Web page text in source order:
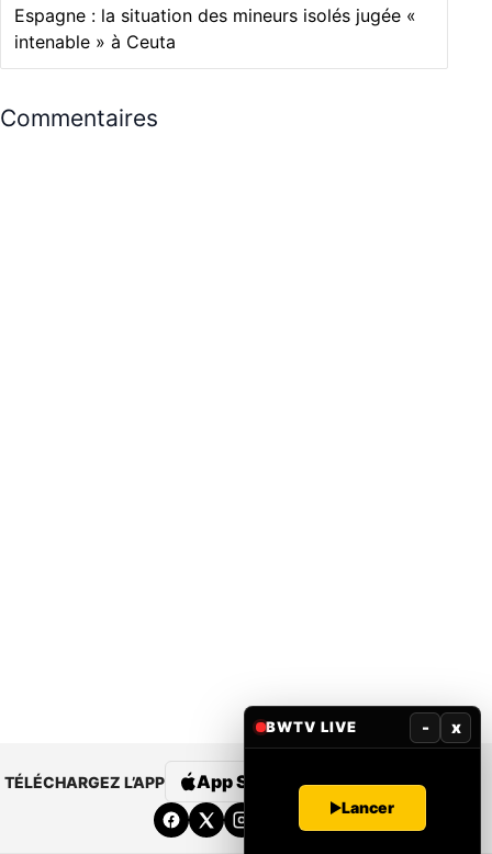
Espagne : la situation des mineurs isolés jugée «
intenable » à Ceuta
Commentaires
TÉLÉCHARGEZ L’APP App Store Google Play
BWTV LIVE - x
Lancer